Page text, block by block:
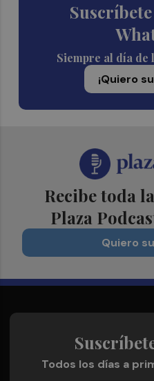
Siempre al día de
¡Quiero
Recibe toda
Plaza
Quiero
Todos los días a